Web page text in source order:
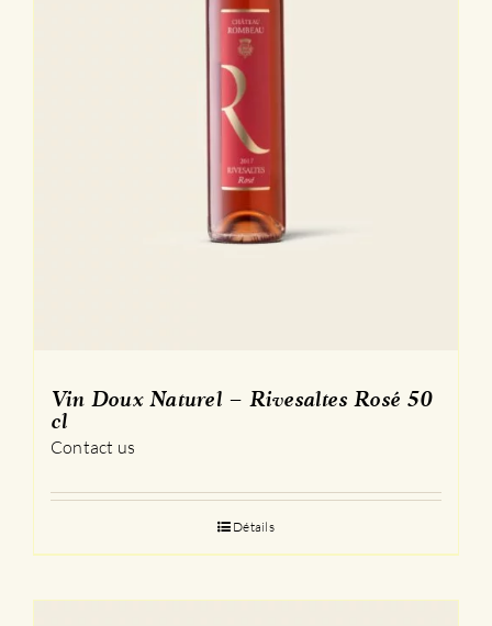
Vin Doux Naturel – Rivesaltes Rosé 50
cl
Contact us
Détails